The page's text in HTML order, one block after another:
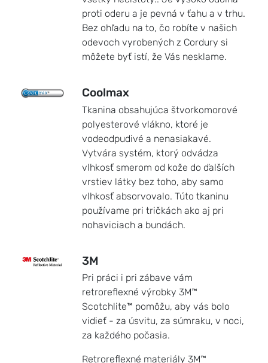
proti oderu a je pevná v ťahu a v trhu.
Bez ohľadu na to, čo robíte v našich
odevoch vyrobených z Cordury si
môžete byť istí, že Vás nesklame.
Coolmax
Tkanina obsahujúca štvorkomorové
polyesterové vlákno, ktoré je
vodeodpudivé a nenasiakavé.
Vytvára systém, ktorý odvádza
vlhkosť smerom od kože do ďalších
vrstiev látky bez toho, aby samo
vlhkosť absorvovalo. Túto tkaninu
používame pri tričkách ako aj pri
nohaviciach a bundách.
3M
Pri práci i pri zábave vám
retroreflexné výrobky 3M™
Scotchlite™ pomôžu, aby vás bolo
vidieť - za úsvitu, za súmraku, v noci,
za každého počasia.
Retroreflexné materiály 3M™